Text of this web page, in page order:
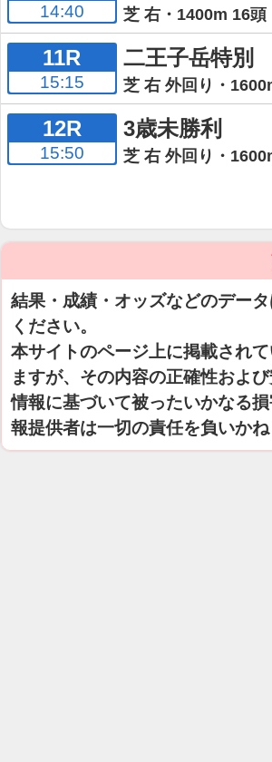
14:40 芝 右・1400m 16頭
11R
15:15
二王子岳特別
芝 右 外回り・
12R
15:50
3歳未勝利
芝 右 外回り・
結果・成績・オッズなどのデー
ください。
本サイトのページ上に掲載され
ますが、その内容の正確性およ
情報に基づいて被ったいかなる
報提供者は一切の責任を負いかね